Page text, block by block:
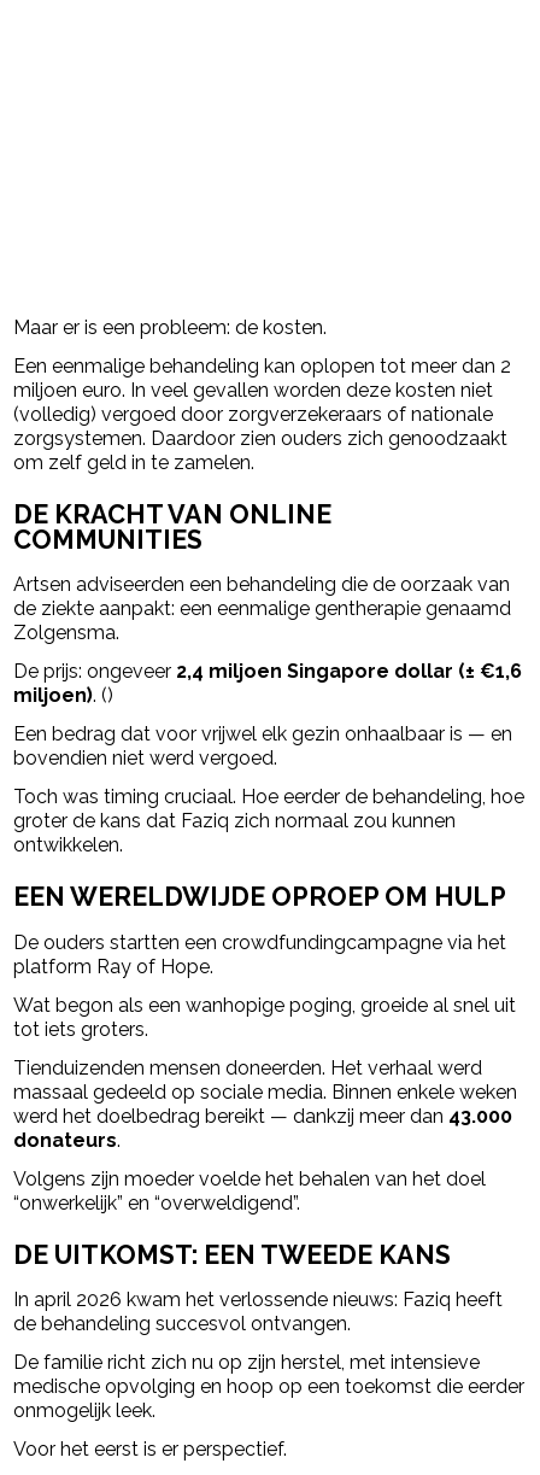
Maar er is een probleem: de kosten.
Een eenmalige behandeling kan oplopen tot meer dan 2
miljoen euro. In veel gevallen worden deze kosten niet
(volledig) vergoed door zorgverzekeraars of nationale
zorgsystemen. Daardoor zien ouders zich genoodzaakt
om zelf geld in te zamelen.
DE KRACHT VAN ONLINE
COMMUNITIES
Artsen adviseerden een behandeling die de oorzaak van
de ziekte aanpakt: een eenmalige gentherapie genaamd
Zolgensma.
De prijs: ongeveer 2,4 miljoen Singapore dollar (± €1,6
miljoen). ()
Een bedrag dat voor vrijwel elk gezin onhaalbaar is — en
bovendien niet werd vergoed.
Toch was timing cruciaal. Hoe eerder de behandeling, hoe
groter de kans dat Faziq zich normaal zou kunnen
ontwikkelen.
EEN WERELDWIJDE OPROEP OM HULP
De ouders startten een crowdfundingcampagne via het
platform Ray of Hope.
Wat begon als een wanhopige poging, groeide al snel uit
tot iets groters.
Tienduizenden mensen doneerden. Het verhaal werd
massaal gedeeld op sociale media. Binnen enkele weken
werd het doelbedrag bereikt — dankzij meer dan 43.000
donateurs.
Volgens zijn moeder voelde het behalen van het doel
“onwerkelijk” en “overweldigend”.
DE UITKOMST: EEN TWEEDE KANS
In april 2026 kwam het verlossende nieuws: Faziq heeft
de behandeling succesvol ontvangen.
De familie richt zich nu op zijn herstel, met intensieve
medische opvolging en hoop op een toekomst die eerder
onmogelijk leek.
Voor het eerst is er perspectief.